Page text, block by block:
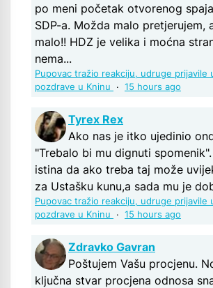
po meni početak otvorenog
SDP-a. Možda malo pretjerujem,
malo!! HDZ je velika i moćna
nema...
Pupovac tražio reakciju, udruge prijavile
pozdrave u Kninu
· 15 hours ago
Tyrex Rex
Ako nas je itko ujedinio
"Trebalo bi mu dignuti
istina da ako treba taj može
za Ustašku kunu,a sada mu je
Pupovac tražio reakciju, udruge prijavile
pozdrave u Kninu
· 15 hours ago
Zdravko Gavran
Poštujem Vašu procjenu.
ključna stvar procjena odnosa